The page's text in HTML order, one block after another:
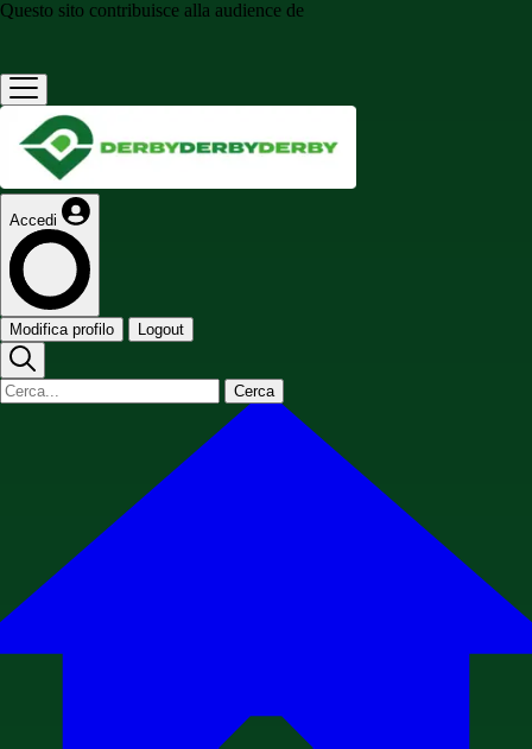
Questo sito contribuisce alla audience de
Accedi
Modifica profilo Logout
Cerca